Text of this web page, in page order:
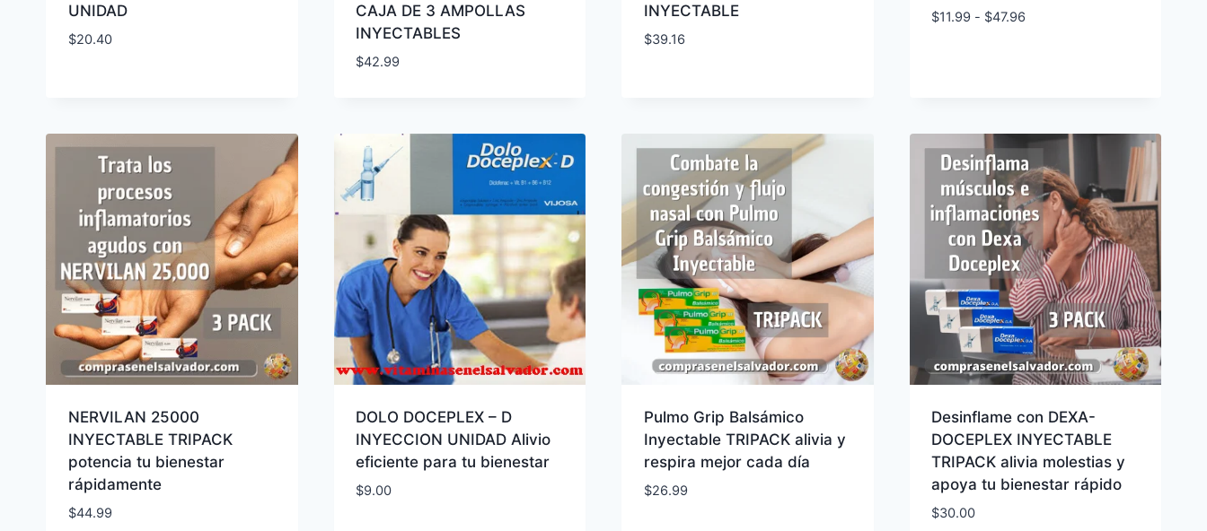
UNIDAD
$20.40
CAJA DE 3 AMPOLLAS
INYECTABLES
$42.99
INYECTABLE
$39.16
$11.99 - $47.96
$47.96
NERVILAN 25000
INYECTABLE TRIPACK
potencia tu bienestar
rápidamente
$44.99
DOLO DOCEPLEX – D
INYECCION UNIDAD Alivio
eficiente para tu bienestar
$9.00
Pulmo Grip Balsámico
Inyectable TRIPACK alivia y
respira mejor cada día
$26.99
Desinflame con DEXA-
DOCEPLEX INYECTABLE
TRIPACK alivia molestias y
apoya tu bienestar rápido
$30.00